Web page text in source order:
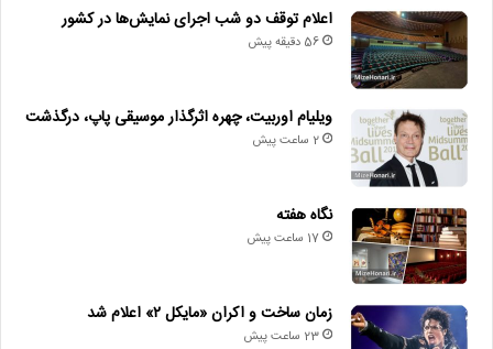
اعلام توقف دو شب اجرای نمایش‌ها در کشور
56 دقیقه پیش
ویلیام اوربیت، چهره اثرگذار موسیقی پاپ، درگذشت
2 ساعت پیش
نگاه هفته
17 ساعت پیش
زمان ساخت و اکران «مایکل ۲» اعلام شد
23 ساعت پیش